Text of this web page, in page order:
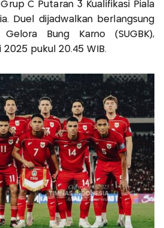
C Putaran 3 Kualifikasi Piala
Duel dijadwalkan berlangsung
Bung Karno (SUGBK),
2025 pukul 20.45 WIB.